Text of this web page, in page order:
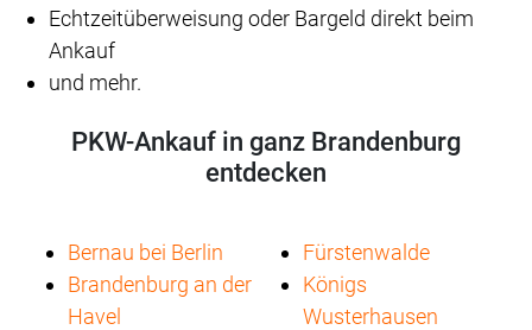
Echtzeitüberweisung oder Bargeld direkt beim
Ankauf
und mehr.
PKW-Ankauf in ganz Brandenburg
entdecken
Bernau bei Berlin
Brandenburg an der
Havel
Fürstenwalde
Königs
Wusterhausen